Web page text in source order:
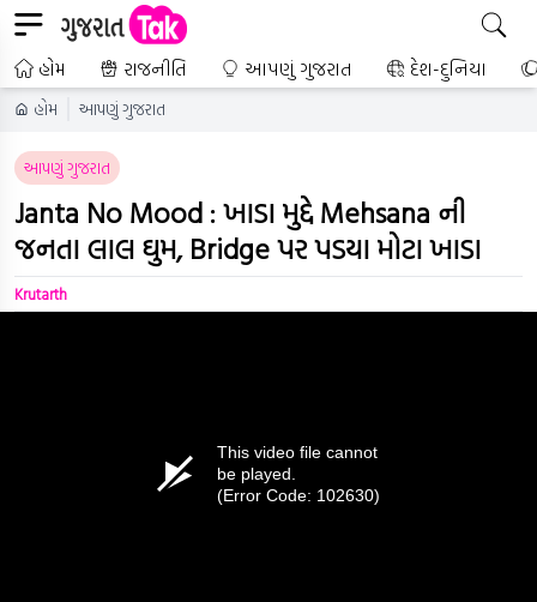
હોમ રાજનીતિ આપણું ગુજરાત દેશ-દુનિયા
હોમ આપણું ગુજરાત
આપણું ગુજરાત
Janta No Mood : ખાડા મુદ્દે Mehsana ની
જનતા લાલ ઘુમ, Bridge પર પડયા મોટા ખાડા
Krutarth
This video file cannot
be played.
(Error Code: 102630)